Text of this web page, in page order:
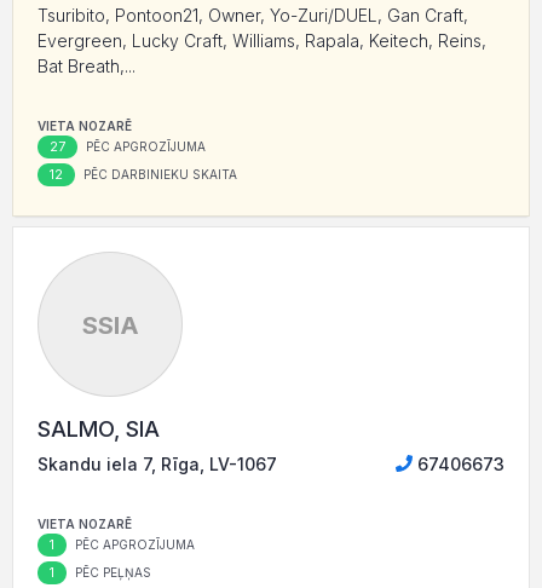
Tsuribito, Pontoon21, Owner, Yo-Zuri/DUEL, Gan Craft,
Evergreen, Lucky Craft, Williams, Rapala, Keitech, Reins,
Bat Breath,...
VIETA NOZARĒ
27 PĒC APGROZĪJUMA
12 PĒC DARBINIEKU SKAITA
SSIA
SALMO, SIA
Skandu iela 7, Rīga, LV-1067 67406673
VIETA NOZARĒ
1 PĒC APGROZĪJUMA
1 PĒC PEĻŅAS